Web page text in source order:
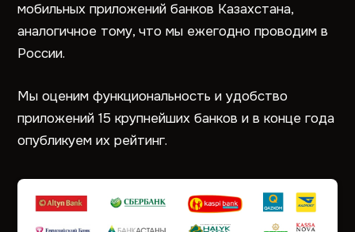
мобильных приложений банков Казахстана,
аналогичное тому, что мы ежегодно проводим в
России.
Мы оценим функциональность и удобство
приложений 15 крупнейших банков и в конце года
опубликуем их рейтинг.